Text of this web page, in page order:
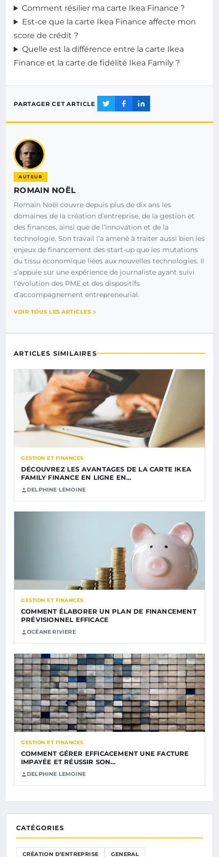
Comment résilier ma carte Ikea Finance ?
Est-ce que la carte Ikea Finance affecte mon
score de crédit ?
Quelle est la différence entre la carte Ikea
Finance et la carte de fidélité Ikea Family ?
PARTAGER CET ARTICLE
AUTEUR
ROMAIN NOËL
Romain Noël couvre depuis plus de dix ans les
domaines de la création d’entreprise, de la gestion et
des finances, ainsi que de l’innovation et de la
technologie. Son travail l’a amené à traiter aussi bien les
enjeux de financement des start-up que les mutations
du tissu économique liées aux nouvelles technologies. Il
s’appuie sur une expérience de journaliste ayant suivi
l’évolution des PME et des dispositifs
d’accompagnement entrepreneurial.
VOIR TOUS LES ARTICLES
ARTICLES SIMILAIRES
GESTION ET FINANCES
DÉCOUVREZ LES AVANTAGES DE LA CARTE IKEA
FAMILY FINANCE EN LIGNE EN…
DELPHINE LEMOINE
GESTION ET FINANCES
COMMENT ÉLABORER UN PLAN DE FINANCEMENT
PRÉVISIONNEL EFFICACE
OCÉANE RIVIERE
GESTION ET FINANCES
COMMENT GÉRER EFFICACEMENT UNE FACTURE
IMPAYÉE ET RÉUSSIR SON…
DELPHINE LEMOINE
CATÉGORIES
CRÉATION D’ENTREPRISE GENERAL